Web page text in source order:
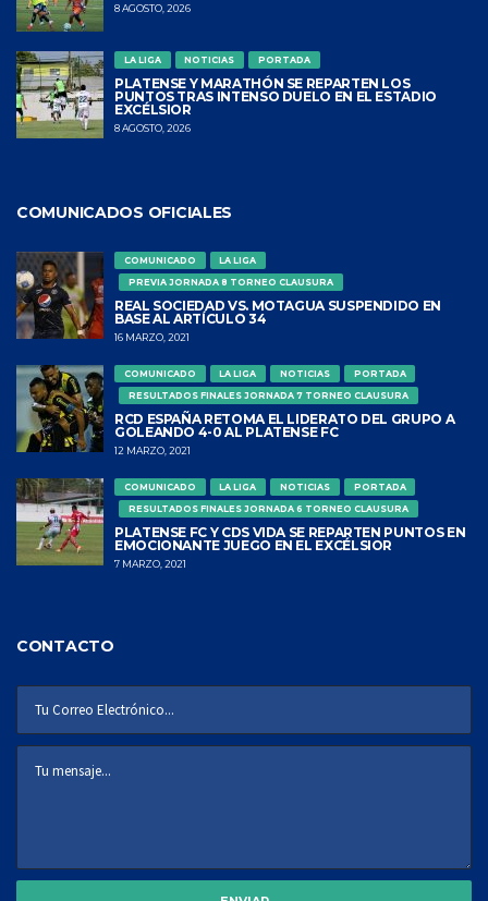
8 AGOSTO, 2026
LA LIGA NOTICIAS PORTADA
PLATENSE Y MARATHÓN SE REPARTEN LOS
PUNTOS TRAS INTENSO DUELO EN EL ESTADIO
EXCÉLSIOR
8 AGOSTO, 2026
COMUNICADOS OFICIALES
COMUNICADO
LA LIGA
PREVIA JORNADA 8 TORNEO CLAUSURA
REAL SOCIEDAD VS. MOTAGUA SUSPENDIDO EN
BASE AL ARTÍCULO 34
16 MARZO, 2021
COMUNICADO LA LIGA NOTICIAS
PORTADA
RESULTADOS FINALES JORNADA 7 TORNEO CLAUSURA
RCD ESPAÑA RETOMA EL LIDERATO DEL GRUPO A
GOLEANDO 4-0 AL PLATENSE FC
12 MARZO, 2021
COMUNICADO LA LIGA NOTICIAS
PORTADA
RESULTADOS FINALES JORNADA 6 TORNEO CLAUSURA
PLATENSE FC Y CDS VIDA SE REPARTEN PUNTOS EN
EMOCIONANTE JUEGO EN EL EXCÉLSIOR
7 MARZO, 2021
CONTACTO